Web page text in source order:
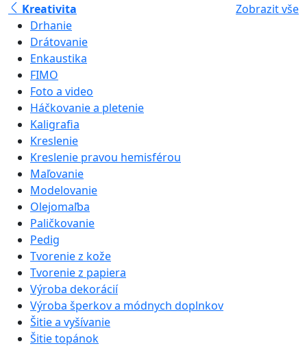
Kreativita
Zobrazit vše
Drhanie
Drátovanie
Enkaustika
FIMO
Foto a video
Háčkovanie a pletenie
Kaligrafia
Kreslenie
Kreslenie pravou hemisférou
Maľovanie
Modelovanie
Olejomaľba
Paličkovanie
Pedig
Tvorenie z kože
Tvorenie z papiera
Výroba dekorácií
Výroba šperkov a módnych doplnkov
Šitie a vyšívanie
Šitie topánok